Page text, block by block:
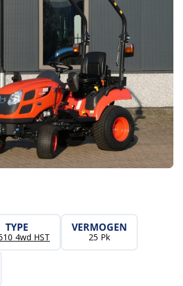
TYPE
4wd HST
VERMOGEN
25 Pk